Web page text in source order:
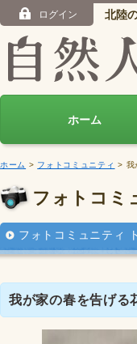
ログイン 北陸
ホーム
ホーム > フォトコミュニティ > 我
フォトコミ
フォトコミュニティ
我が家の春を告げる